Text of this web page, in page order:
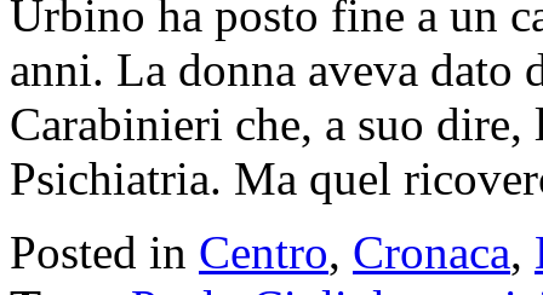
Urbino ha posto fine a un
anni. La donna aveva dato
Carabinieri che, a suo
Psichiatria. Ma quel
Posted in Centro, Cronaca,